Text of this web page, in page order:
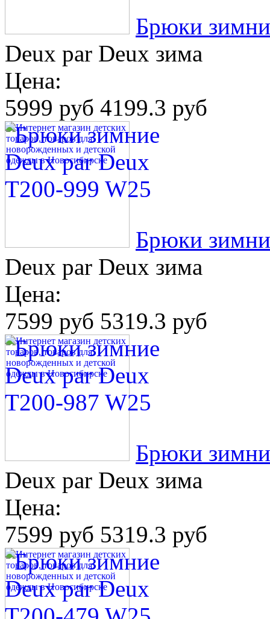
Брюки
Deux par Deux зима
Цена:
5999 руб 4199.3 руб
Брюки
Deux par Deux зима
Цена:
7599 руб 5319.3 руб
Брюки
Deux par Deux зима
Цена:
7599 руб 5319.3 руб